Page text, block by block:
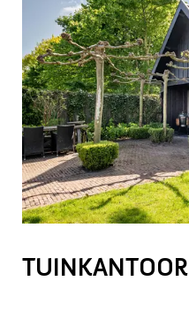
TUINKANTOOR